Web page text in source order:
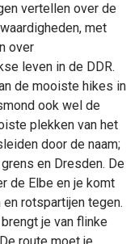
vertellen over de
met
over
leven in de DDR.
de mooiste hikes in
ook wel de
plekken van het
door de naam;
en Dresden. De
de Elbe en je komt
rotspartijen tegen.
je van flinke